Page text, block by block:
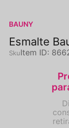
BAUNY
Esmalte
Item ID: